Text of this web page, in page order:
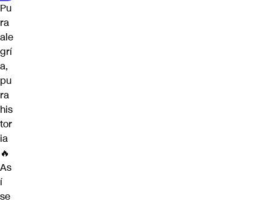
Pu
ra
ale
grí
a,
pu
ra
his
tor
ia
🔥
As
í
se